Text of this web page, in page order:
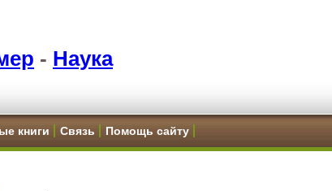
- Наука
книги Связь Помощь сайту